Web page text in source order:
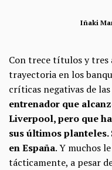
Iñaki
Con trece títulos y tres
trayectoria en los
críticas negativas de
entrenador que
Liverpool, pero que
sus últimos planteles.
en España. Y muchos
tácticamente, a pesar